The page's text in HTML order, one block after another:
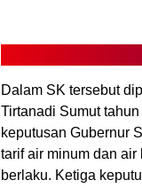
Dalam SK tersebut
Tirtanadi Sumut
keputusan Gubernur
tarif air minum dan
berlaku. Ketiga